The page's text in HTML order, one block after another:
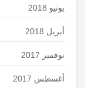
يونيو 2018
أبريل 2018
نوفمبر 2017
أغسطس 2017